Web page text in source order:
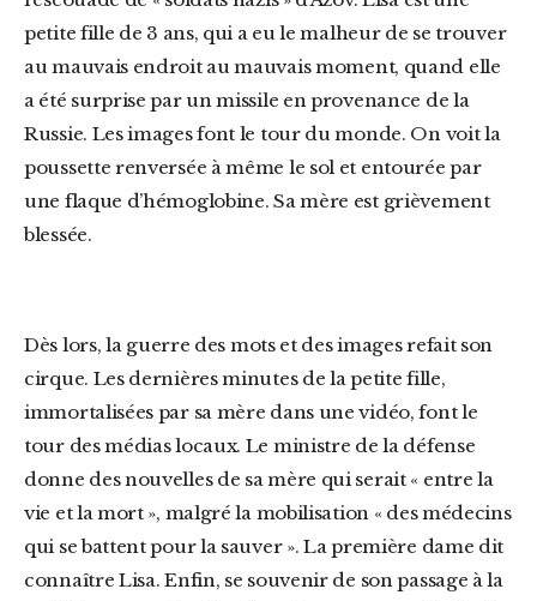
petite fille de 3 ans, qui a eu le malheur de se trouver
au mauvais endroit au mauvais moment, quand elle
a été surprise par un missile en provenance de la
Russie. Les images font le tour du monde. On voit la
poussette renversée à même le sol et entourée par
une flaque d’hémoglobine. Sa mère est grièvement
blessée.
Dès lors, la guerre des mots et des images refait son
cirque. Les dernières minutes de la petite fille,
immortalisées par sa mère dans une vidéo, font le
tour des médias locaux. Le ministre de la défense
donne des nouvelles de sa mère qui serait « entre la
vie et la mort », malgré la mobilisation « des médecins
qui se battent pour la sauver ». La première dame dit
connaître Lisa. Enfin, se souvenir de son passage à la